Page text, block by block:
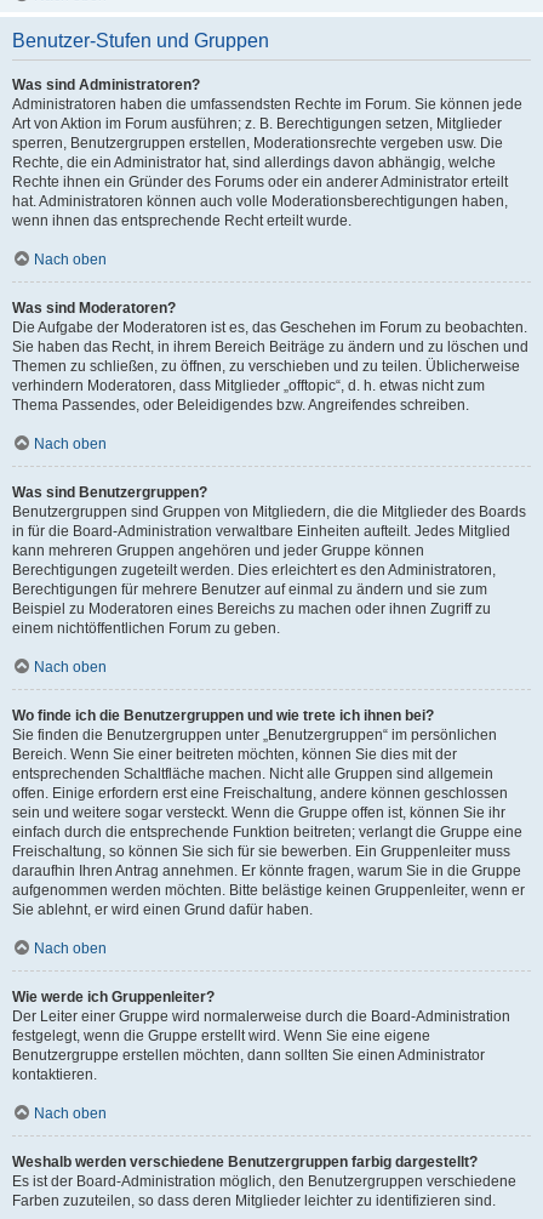
Benutzer-Stufen und Gruppen
Was sind Administratoren?
Administratoren haben die umfassendsten Rechte im Forum. Sie können jede
Art von Aktion im Forum ausführen; z. B. Berechtigungen setzen, Mitglieder
sperren, Benutzergruppen erstellen, Moderationsrechte vergeben usw. Die
Rechte, die ein Administrator hat, sind allerdings davon abhängig, welche
Rechte ihnen ein Gründer des Forums oder ein anderer Administrator erteilt
hat. Administratoren können auch volle Moderationsberechtigungen haben,
wenn ihnen das entsprechende Recht erteilt wurde.
Nach oben
Was sind Moderatoren?
Die Aufgabe der Moderatoren ist es, das Geschehen im Forum zu beobachten.
Sie haben das Recht, in ihrem Bereich Beiträge zu ändern und zu löschen und
Themen zu schließen, zu öffnen, zu verschieben und zu teilen. Üblicherweise
verhindern Moderatoren, dass Mitglieder „offtopic“, d. h. etwas nicht zum
Thema Passendes, oder Beleidigendes bzw. Angreifendes schreiben.
Nach oben
Was sind Benutzergruppen?
Benutzergruppen sind Gruppen von Mitgliedern, die die Mitglieder des Boards
in für die Board-Administration verwaltbare Einheiten aufteilt. Jedes Mitglied
kann mehreren Gruppen angehören und jeder Gruppe können
Berechtigungen zugeteilt werden. Dies erleichtert es den Administratoren,
Berechtigungen für mehrere Benutzer auf einmal zu ändern und sie zum
Beispiel zu Moderatoren eines Bereichs zu machen oder ihnen Zugriff zu
einem nichtöffentlichen Forum zu geben.
Nach oben
Wo finde ich die Benutzergruppen und wie trete ich ihnen bei?
Sie finden die Benutzergruppen unter „Benutzergruppen“ im persönlichen
Bereich. Wenn Sie einer beitreten möchten, können Sie dies mit der
entsprechenden Schaltfläche machen. Nicht alle Gruppen sind allgemein
offen. Einige erfordern erst eine Freischaltung, andere können geschlossen
sein und weitere sogar versteckt. Wenn die Gruppe offen ist, können Sie ihr
einfach durch die entsprechende Funktion beitreten; verlangt die Gruppe eine
Freischaltung, so können Sie sich für sie bewerben. Ein Gruppenleiter muss
daraufhin Ihren Antrag annehmen. Er könnte fragen, warum Sie in die Gruppe
aufgenommen werden möchten. Bitte belästige keinen Gruppenleiter, wenn er
Sie ablehnt, er wird einen Grund dafür haben.
Nach oben
Wie werde ich Gruppenleiter?
Der Leiter einer Gruppe wird normalerweise durch die Board-Administration
festgelegt, wenn die Gruppe erstellt wird. Wenn Sie eine eigene
Benutzergruppe erstellen möchten, dann sollten Sie einen Administrator
kontaktieren.
Nach oben
Weshalb werden verschiedene Benutzergruppen farbig dargestellt?
Es ist der Board-Administration möglich, den Benutzergruppen verschiedene
Farben zuzuteilen, so dass deren Mitglieder leichter zu identifizieren sind.